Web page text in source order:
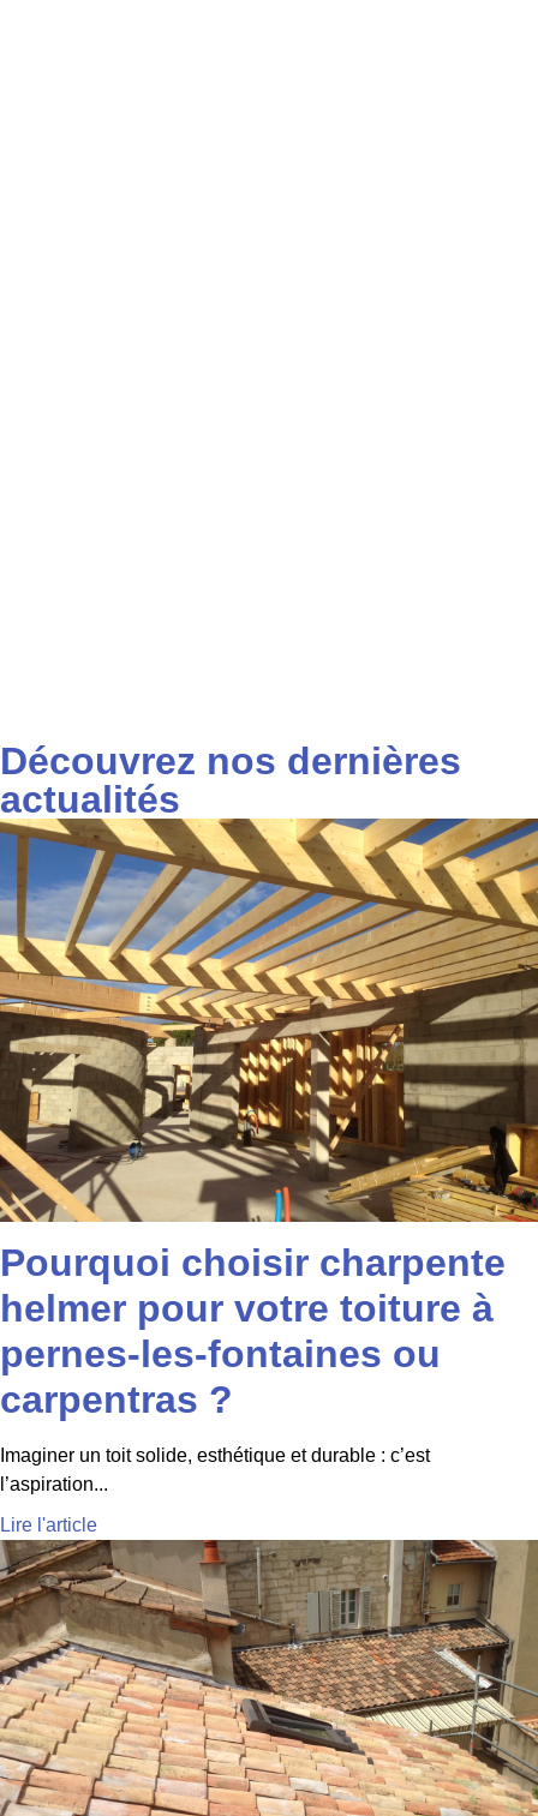
Découvrez nos dernières
actualités
Pourquoi choisir charpente
helmer pour votre toiture à
pernes-les-fontaines ou
carpentras ?
Imaginer un toit solide, esthétique et durable : c’est
l’aspiration...
Lire l'article